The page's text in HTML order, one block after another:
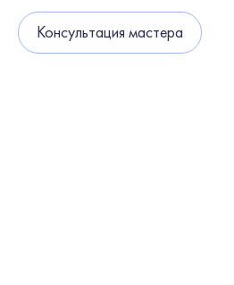
Консультация мастера